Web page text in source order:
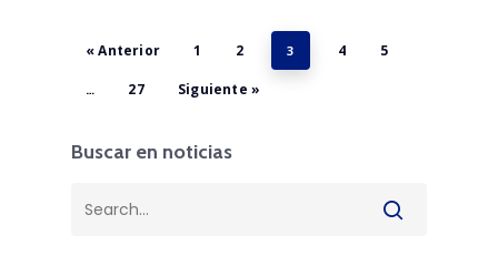
« Anterior 1 2 3 4 5
… 27 Siguiente »
Buscar en noticias